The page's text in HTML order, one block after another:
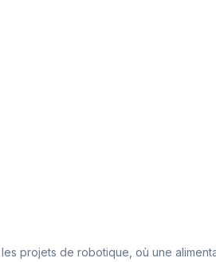
projets de robotique, où une